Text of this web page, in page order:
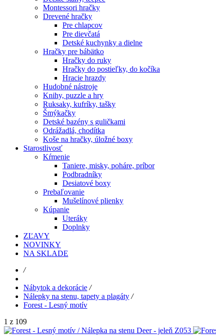
Montessori hračky
Drevené hračky
Pre chlapcov
Pre dievčatá
Detské kuchynky a dielne
Hračky pre bábätko
Hračky do ruky
Hračky do postieľky, do kočíka
Hracie hrazdy
Hudobné nástroje
Knihy, puzzle a hry
Ruksaky, kufríky, tašky
Šmýkačky
Detské bazény s guličkami
Odrážadlá, chodítka
Koše na hračky, úložné boxy
Starostlivosť
Kŕmenie
Taniere, misky, poháre, príbor
Podbradníky
Desiatové boxy
Prebaľovanie
Mušelínové plienky
Kúpanie
Uteráky
Doplnky
ZĽAVY
NOVINKY
NA SKLADE
/
Nábytok a dekorácie /
Nálepky na stenu, tapety a plagáty /
Forest - Lesný motív
1 z 109